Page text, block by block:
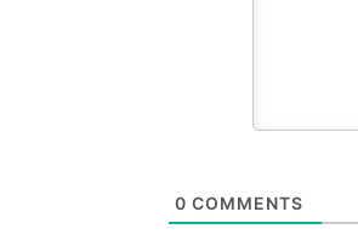
0 COMMENTS